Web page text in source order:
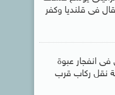
فى قلنديا وكفر
انفجار عبوة
نقل ركاب قرب